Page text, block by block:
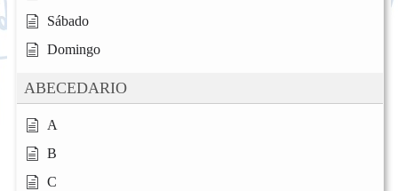
Sábado
Domingo
ABECEDARIO
A
B
C